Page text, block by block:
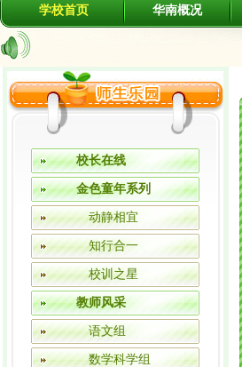
学校首页 华南概况
校长在线
金色童年系列
动静相宜
知行合一
校训之星
教师风采
语文组
数学科学组